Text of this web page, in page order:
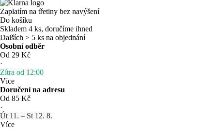
Zaplatím na třetiny bez navýšení
Do košíku
Skladem 4 ks, doručíme ihned
Dalších > 5 ks na objednání
Osobní odběr
Od 29 Kč
·
Zítra od 12:00
Více
Doručení na adresu
Od 85 Kč
·
Út 11. – St 12. 8.
Více